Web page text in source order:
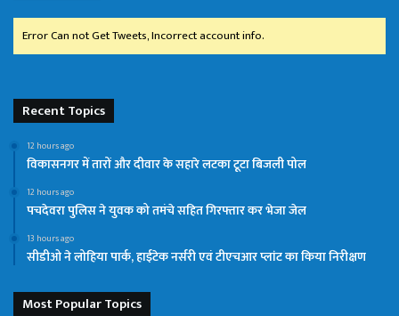
Error Can not Get Tweets, Incorrect account info.
Recent Topics
12 hours ago
विकासनगर में तारों और दीवार के सहारे लटका टूटा बिजली पोल
12 hours ago
पचदेवरा पुलिस ने युवक को तमंचे सहित गिरफ्तार कर भेजा जेल
13 hours ago
सीडीओ ने लोहिया पार्क, हाईटेक नर्सरी एवं टीएचआर प्लांट का किया निरीक्षण
Most Popular Topics